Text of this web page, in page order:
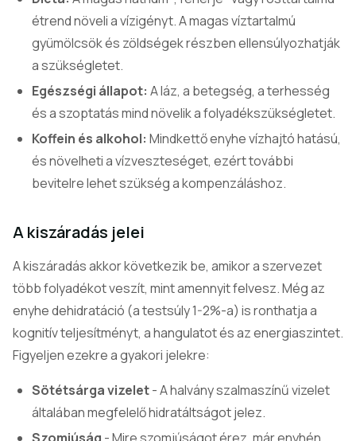
étrend növeli a vízigényt. A magas víztartalmú
gyümölcsök és zöldségek részben ellensúlyozhatják
a szükségletet.
Egészségi állapot: A láz, a betegség, a terhesség
és a szoptatás mind növelik a folyadékszükségletet.
Koffein és alkohol: Mindkettő enyhe vízhajtó hatású,
és növelheti a vízveszteséget, ezért további
bevitelre lehet szükség a kompenzáláshoz.
A kiszáradás jelei
A kiszáradás akkor következik be, amikor a szervezet
több folyadékot veszít, mint amennyit felvesz. Még az
enyhe dehidratáció (a testsúly 1-2%-a) is ronthatja a
kognitív teljesítményt, a hangulatot és az energiaszintet.
Figyeljen ezekre a gyakori jelekre:
Sötétsárga vizelet- A halvány szalmaszínű vizelet
általában megfelelő hidratáltságot jelez.